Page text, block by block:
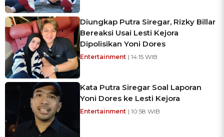
Diungkap Putra Siregar, Rizky Billar
Bereaksi Usai Lesti Kejora
Dipolisikan Yoni Dores
Entertainment | 14:15 WIB
Kata Putra Siregar Soal Laporan
Yoni Dores ke Lesti Kejora
Entertainment | 10:58 WIB